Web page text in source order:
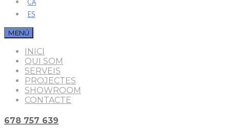
ES
MENÚ
INICI
QUI SOM
SERVEIS
PROJECTES
SHOWROOM
CONTACTE
678 757 639